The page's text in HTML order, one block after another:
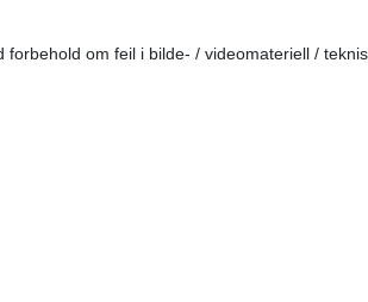
forbehold om feil i bilde- / videomateriell /